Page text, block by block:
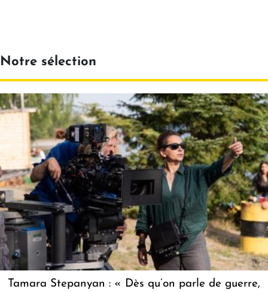
Notre sélection
Tamara Stepanyan : « Dès qu’on parle de guerre,